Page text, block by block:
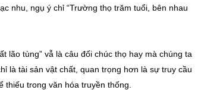
nhu, ngụ ý chỉ “Trường thọ trăm tuổi, bên nhau
lão tùng” vẫ là câu đối chúc thọ hay mà chúng ta
là tài sản vật chất, quan trọng hơn là sự truy cầu
trong văn hóa truyền thống.